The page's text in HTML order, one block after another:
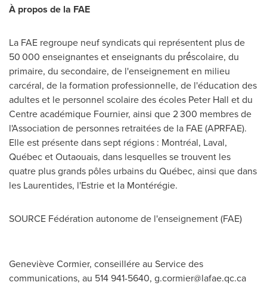
À propos de la FAE
La FAE regroupe neuf syndicats qui représentent plus de
50 000 enseignantes et enseignants du pré́scolaire, du
primaire, du secondaire, de l'enseignement en milieu
carcéral, de la formation professionnelle, de l'éducation des
adultes et le personnel scolaire des écoles Peter Hall et du
Centre académique Fournier, ainsi que 2 300 membres de
l'Association de personnes retraitées de la FAE (APRFAE).
Elle est présente dans sept régions : Montréal, Laval,
Québec et Outaouais, dans lesquelles se trouvent les
quatre plus grands pôles urbains du Québec, ainsi que dans
les Laurentides, l'Estrie et la Montérégie.
SOURCE Fédération autonome de l'enseignement (FAE)
Geneviève Cormier, conseillére au Service des
communications, au 514 941-5640, g.cormier@lafae.qc.ca